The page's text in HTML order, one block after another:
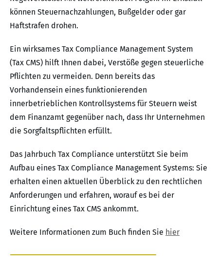
können Steuernachzahlungen, Bußgelder oder gar
Haftstrafen drohen.
Ein wirksames Tax Compliance Management System
(Tax CMS) hilft Ihnen dabei, Verstöße gegen steuerliche
Pflichten zu vermeiden. Denn bereits das
Vorhandensein eines funktionierenden
innerbetrieblichen Kontrollsystems für Steuern weist
dem Finanzamt gegenüber nach, dass Ihr Unternehmen
die Sorgfaltspflichten erfüllt.
Das Jahrbuch Tax Compliance unterstützt Sie beim
Aufbau eines Tax Compliance Management Systems: Sie
erhalten einen aktuellen Überblick zu den rechtlichen
Anforderungen und erfahren, worauf es bei der
Einrichtung eines Tax CMS ankommt.
Weitere Informationen zum Buch finden Sie hier